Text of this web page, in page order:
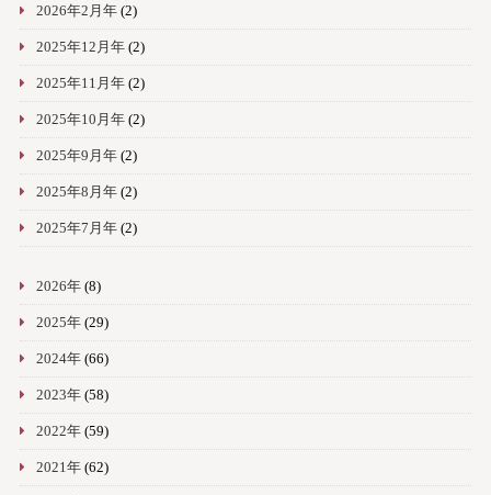
2026年2月年(2)
2025年12月年(2)
2025年11月年(2)
2025年10月年(2)
2025年9月年(2)
2025年8月年(2)
2025年7月年(2)
2026年(8)
2025年(29)
2024年(66)
2023年(58)
2022年(59)
2021年(62)